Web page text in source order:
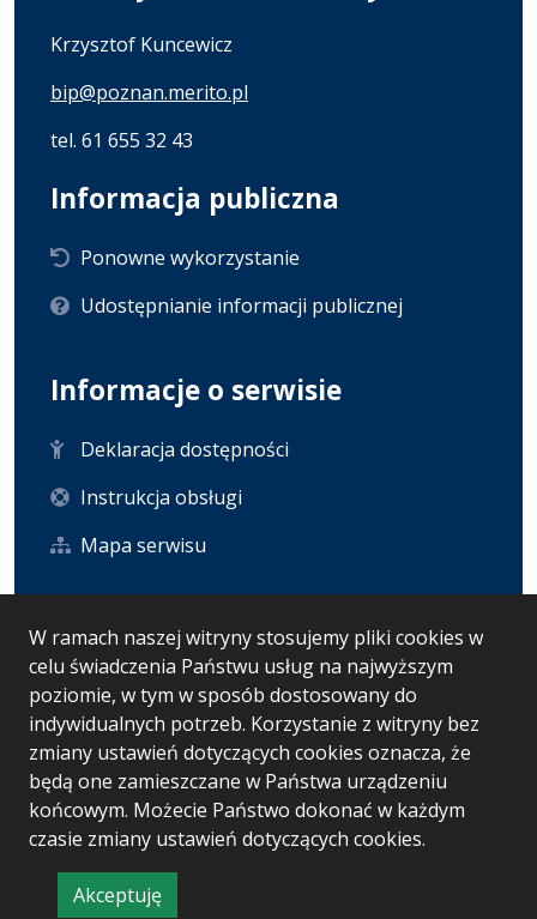
W ramach naszej witryny stosujemy pliki cookies w
celu świadczenia Państwu usług na najwyższym
poziomie, w tym w sposób dostosowany do
indywidualnych potrzeb. Korzystanie z witryny bez
zmiany ustawień dotyczących cookies oznacza, że
będą one zamieszczane w Państwa urządzeniu
końcowym. Możecie Państwo dokonać w każdym
czasie zmiany ustawień dotyczących cookies.
Akceptuję
Krzysztof Kuncewicz
bip@poznan.merito.pl
tel. 61 655 32 43
Informacja publiczna
Ponowne wykorzystanie
Udostępnianie informacji publicznej
Informacje o serwisie
Deklaracja dostępności
Instrukcja obsługi
Mapa serwisu
Statystyka i dane osobowe
Statystyki oglądalności
Ostatnio dodane
Wersja systemu: 5.7.0 [5]
Ostatnia aktualizacja BIP: 29.07.2026 10:31